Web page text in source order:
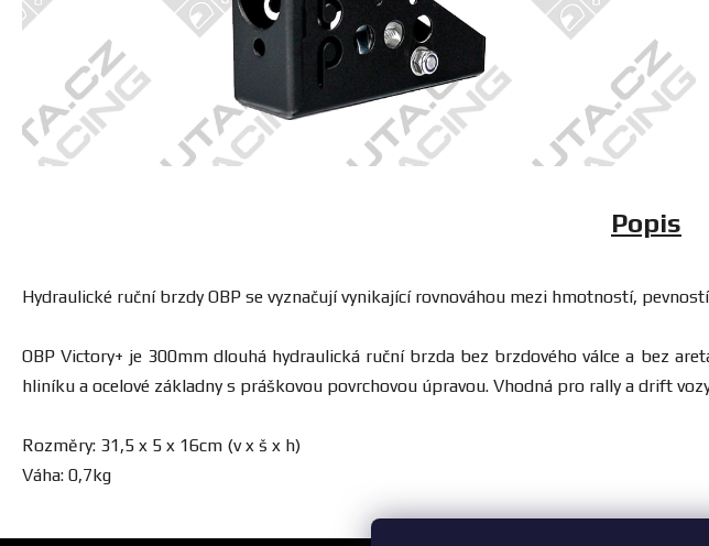
Popis
Hydraulické ruční brzdy OBP se vyznačují vynikající rovnováhou mezi hmotností,
OBP Victory+ je 300mm dlouhá hydraulická ruční brzda bez brzdového válce a bez
hliníku a ocelové základny s práškovou povrchovou úpravou. Vhodná pro rally a drift
Rozměry: 31,5 x 5 x 16cm (v x š x h)
Váha: 0,7kg